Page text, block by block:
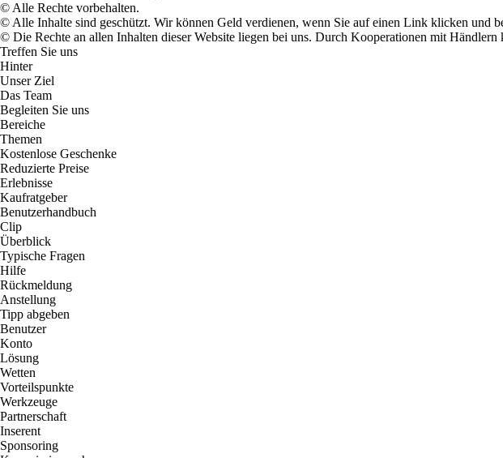
© Alle Rechte vorbehalten.
© Alle Inhalte sind geschützt. Wir können Geld verdienen, wenn Sie auf einen Link klicken und
© Die Rechte an allen Inhalten dieser Website liegen bei uns. Durch Kooperationen mit
Treffen Sie uns
Hinter
Unser Ziel
Das Team
Begleiten Sie uns
Bereiche
Themen
Kostenlose Geschenke
Reduzierte Preise
Erlebnisse
Kaufratgeber
Benutzerhandbuch
Clip
Überblick
Typische Fragen
Hilfe
Rückmeldung
Anstellung
Tipp abgeben
Benutzer
Konto
Lösung
Wetten
Vorteilspunkte
Werkzeuge
Partnerschaft
Inserent
Sponsoring